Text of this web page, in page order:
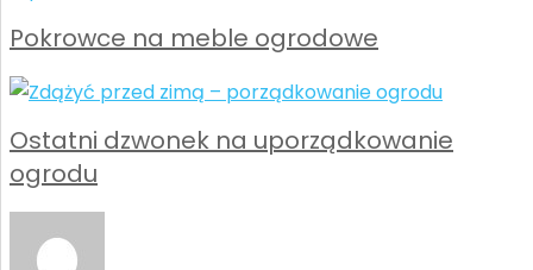
Pokrowce na meble ogrodowe
Ostatni dzwonek na uporządkowanie
ogrodu